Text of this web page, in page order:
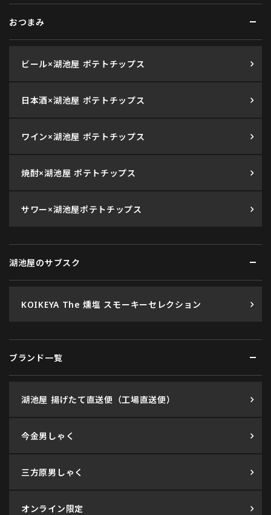
おつまみ
ビール×湖池屋 ポテトチップス
日本酒×湖池屋 ポテトチップス
ワイン×湖池屋 ポテトチップス
焼酎×湖池屋 ポテトチップス
サワー×湖池屋ポテトチップス
湖池屋のサブスク
KOIKEYA The 燻塩 スモーキーセレクション
ブランド一覧
湖池屋 揚げたて直送便（工場直送便）
今金男しゃく
三方原男しゃく
オンライン限定